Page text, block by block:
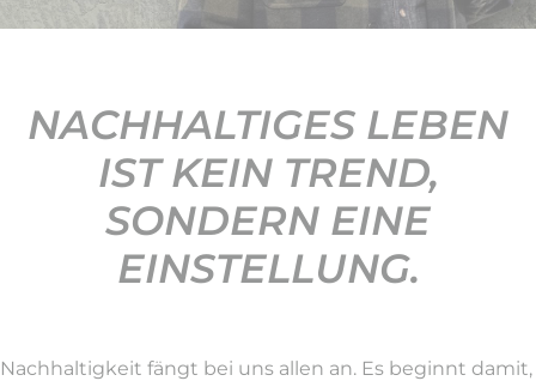
NACHHALTIGES LEBEN
IST KEIN TREND,
SONDERN EINE
EINSTELLUNG.
Nachhaltigkeit fängt bei uns allen an. Es beginnt damit,